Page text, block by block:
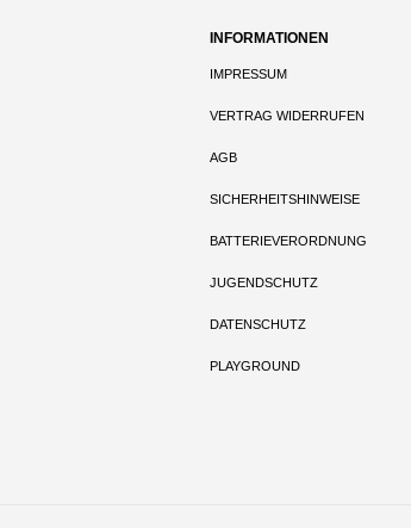
INFORMATIONEN
IMPRESSUM
VERTRAG WIDERRUFEN
AGB
SICHERHEITSHINWEISE
BATTERIEVERORDNUNG
JUGENDSCHUTZ
DATENSCHUTZ
PLAYGROUND